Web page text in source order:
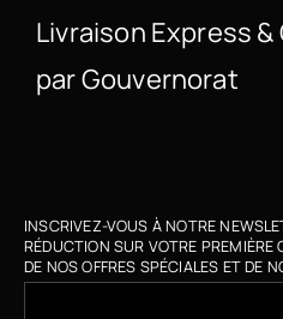
Livraison Express
par Gouvernorat
INSCRIVEZ-VOUS À NOTRE
RÉDUCTION SUR VOTRE
DE NOS OFFRES SPÉCIALES ET DE